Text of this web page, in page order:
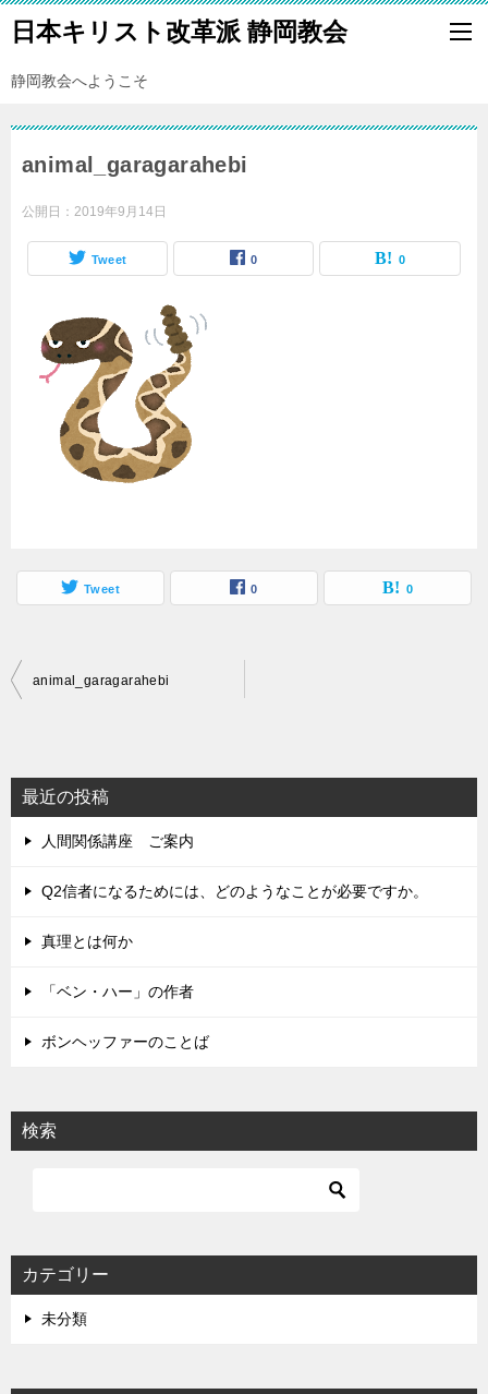
日本キリスト改革派 静岡教会
静岡教会へようこそ
animal_garagarahebi
公開日： 2019年9月14日
Tweet 0 0
Tweet 0 0
投
ビ
ゲ
ー
シ
animal_garagarahebi
最近の投稿
人間関係講座 ご案内
Q2信者になるためには、どのようなことが必要ですか。
真理とは何か
「ベン・ハー」の作者
ボンヘッファーのことば
検索
カテゴリー
未分類